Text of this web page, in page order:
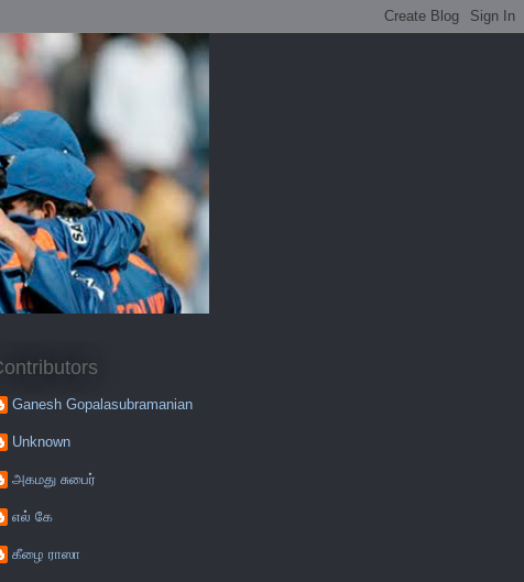
Ganesh Gopalasubramanian
Unknown
அகமது சுபைர்
எல் கே
கீழை ராஸா